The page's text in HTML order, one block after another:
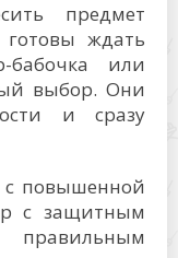
предмет
ждать
бабочка или
выбор. Они
и сразу
повышенной
с защитным